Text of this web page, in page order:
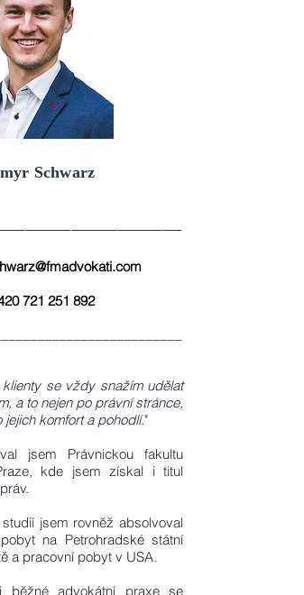
Schwarz
721 251 892
klienty se vždy snažím udělat
a to nejen po právní stránce,
komfort a pohodlí."
jsem Právnickou fakultu
kde jsem získal i titul
jsem rovněž absolvoval
na Petrohradské státní
a pracovní pobyt v USA.
běžné advokátní praxe se